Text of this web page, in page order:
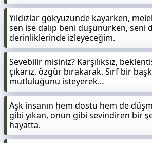
Yıldızlar gökyüzünde kayarken,
sen ise dalıp beni düşünürken, seni
derinliklerinde izleyeceğim.
Sevebilir misiniz? Karşılıksız,
çıkarız, özgür bırakarak. Sırf bir
mutluluğunu isteyerek…
Aşk insanın hem dostu hem de
gibi yıkan, onun gibi sevindiren bir
hayatta.